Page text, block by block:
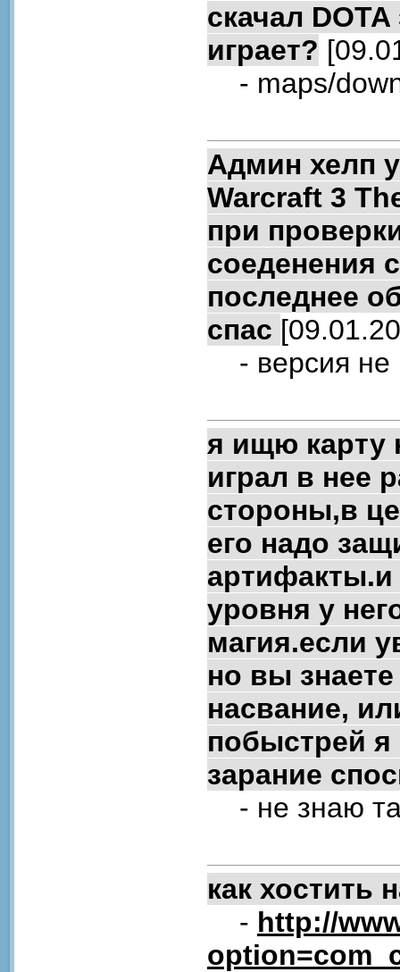
скачал
играет?
- maps/
Админ хелп
Warcraft 3
при
соеденения
последнее
спас
- версия не
я ищю карту
играл в нее
стороны,в
его надо
артифакты.и
уровня у
магия.если
но вы
насвание,
побыстрей я
зарание
- не знаю
как хостить
- http://